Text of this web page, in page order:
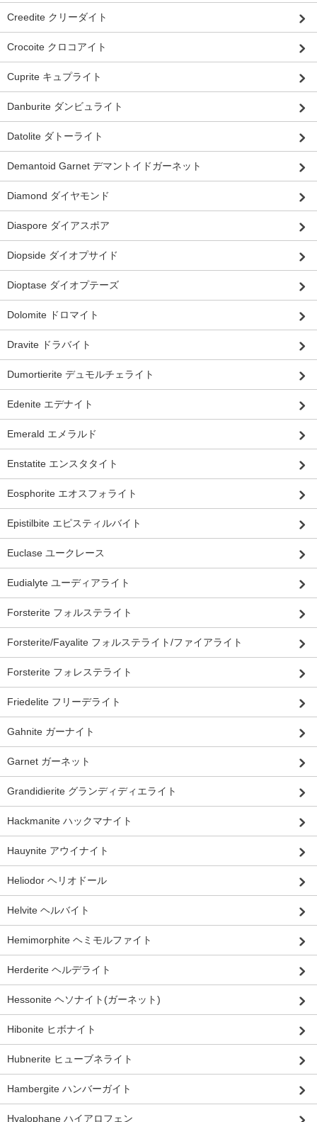
Creedite クリーダイト
Crocoite クロコアイト
Cuprite キュプライト
Danburite ダンビュライト
Datolite ダトーライト
Demantoid Garnet デマントイドガーネット
Diamond ダイヤモンド
Diaspore ダイアスポア
Diopside ダイオプサイド
Dioptase ダイオプテーズ
Dolomite ドロマイト
Dravite ドラバイト
Dumortierite デュモルチェライト
Edenite エデナイト
Emerald エメラルド
Enstatite エンスタタイト
Eosphorite エオスフォライト
Epistilbite エピスティルバイト
Euclase ユークレース
Eudialyte ユーディアライト
Forsterite フォルステライト
Forsterite/Fayalite フォルステライト/ファイアライト
Forsterite フォレステライト
Friedelite フリーデライト
Gahnite ガーナイト
Garnet ガーネット
Grandidierite グランディディエライト
Hackmanite ハックマナイト
Hauynite アウイナイト
Heliodor ヘリオドール
Helvite ヘルバイト
Hemimorphite ヘミモルファイト
Herderite ヘルデライト
Hessonite ヘソナイト(ガーネット)
Hibonite ヒボナイト
Hubnerite ヒューブネライト
Hambergite ハンバーガイト
Hyalophane ハイアロフェン